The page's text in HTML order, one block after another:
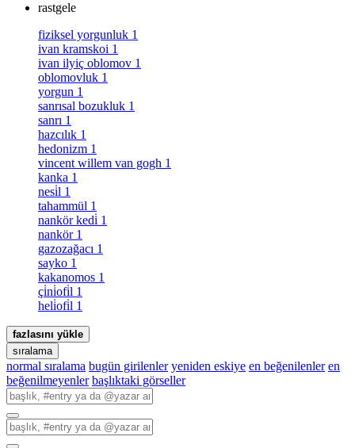
rastgele
fiziksel yorgunluk 1
ivan kramskoi 1
ivan ilyiç oblomov 1
oblomovluk 1
yorgun 1
sanrısal bozukluk 1
sanrı 1
hazcılık 1
hedonizm 1
vincent willem van gogh 1
kanka 1
nesi̇l 1
tahammül 1
nankör kedi̇ 1
nankör 1
gazozağacı 1
sayko 1
kakanomos 1
çi̇ni̇ofi̇l 1
heli̇ofi̇l 1
fazlasını yükle
sıralama
normal sıralama bugün girilenler yeniden eskiye en beğenilenler en
beğenilmeyenler başlıktaki görseller